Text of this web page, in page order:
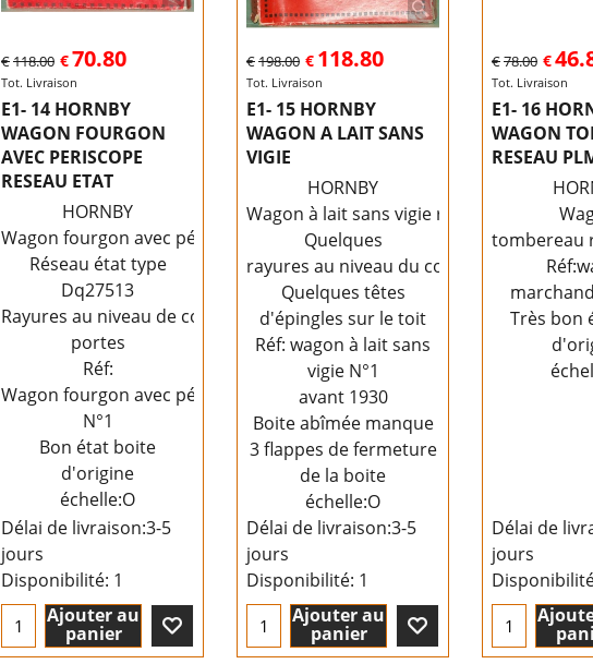
€118.00 €70.80
Tot. Livraison
E1- 14 HORNBY
WAGON FOURGON
AVEC PERISCOPE
RESEAU ETAT
HORNBY
Wagon fourgon avec périscope
Réseau état type
Dq27513
Rayures au niveau de coulissements des
portes
Réf:
Wagon fourgon avec périscope
N°1
Bon état boite
d'origine
échelle:O
Délai de livraison:3-5
jours
Disponibilité: 1
Ajouter au
panier
€198.00 € 118.80
Tot. Livraison
E1- 15 HORNBY
WAGON A LAIT SANS
VIGIE
HORNBY
Wagon à lait sans vigie réseau état
Quelques
rayures au niveau du coulissement des
Quelques têtes
d'épingles sur le toit
Réf: wagon à lait sans
vigie N°1
avant 1930
Boite abîmée manque
3 flappes de fermeture
de la boite
échelle:O
Délai de livraison:3-5
jours
Disponibilité: 1
Ajouter au
panier
€78.00 €
Tot. Livraison
E1- 16
WAGON
RESEAU
tombereau
Très bon
Délai de
jours